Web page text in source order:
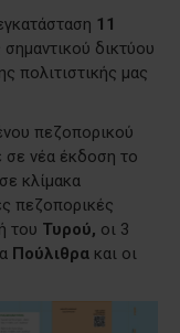
11
δικτύου
πολιτιστικής μας
πεζοπορικού
νέα έκδοση το
κλίμακα
πεζοπορικές
του Τυρού, οι 3
Πούλιθρα και οι